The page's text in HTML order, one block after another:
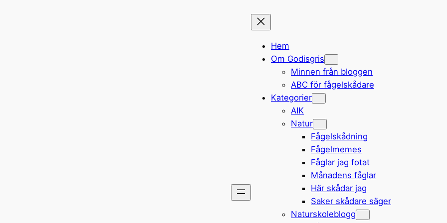
Hem
Om Godisgris
Minnen från bloggen
ABC för fågelskådare
Kategorier
AIK
Natur
Fågelskådning
Fågelmemes
Fåglar jag fotat
Månadens fåglar
Här skådar jag
Saker skådare säger
Naturskoleblogg